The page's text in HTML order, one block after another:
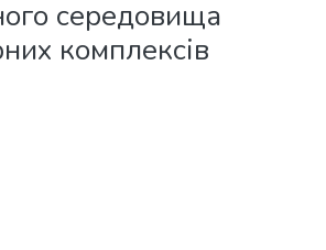
середовища
комплексів